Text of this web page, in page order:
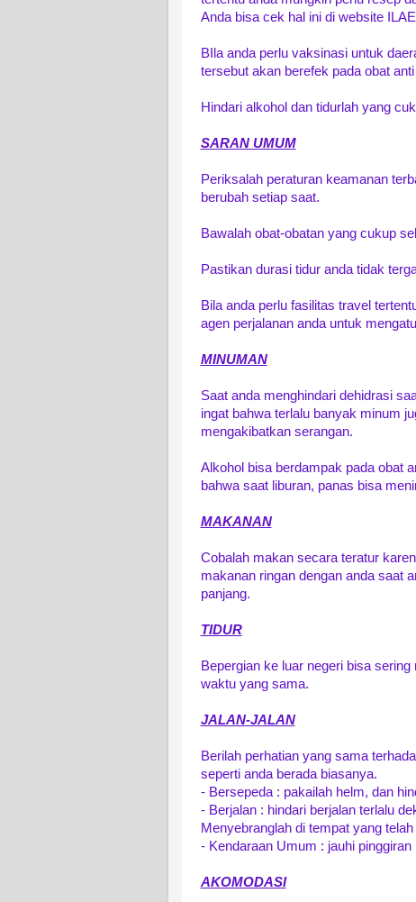
Anda bisa cek hal ini di website
BIla anda perlu vaksinasi untuk
tersebut akan berefek pada obat
Hindari alkohol dan tidurlah yang
SARAN UMUM
Periksalah peraturan keamanan
berubah setiap saat.
Bawalah obat-obatan yang cukup
Pastikan durasi tidur anda tidak
Bila anda perlu fasilitas travel
agen perjalanan anda untuk
MINUMAN
Saat anda menghindari dehidrasi
ingat bahwa terlalu banyak minum
mengakibatkan serangan.
Alkohol bisa berdampak pada obat
bahwa saat liburan, panas bisa
MAKANAN
Cobalah makan secara teratur
makanan ringan dengan anda saat
panjang.
TIDUR
Bepergian ke luar negeri bisa
waktu yang sama.
JALAN-JALAN
Berilah perhatian yang sama
seperti anda berada biasanya.
- Bersepeda : pakailah helm, dan
- Berjalan : hindari berjalan terlalu
Menyebranglah di tempat yang
- Kendaraan Umum : jauhi
AKOMODASI